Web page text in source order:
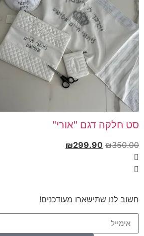
סט חלקה דגם "אורי"
₪350.00
₪299.90
חשוב לנו שתישארו מעודכנים!